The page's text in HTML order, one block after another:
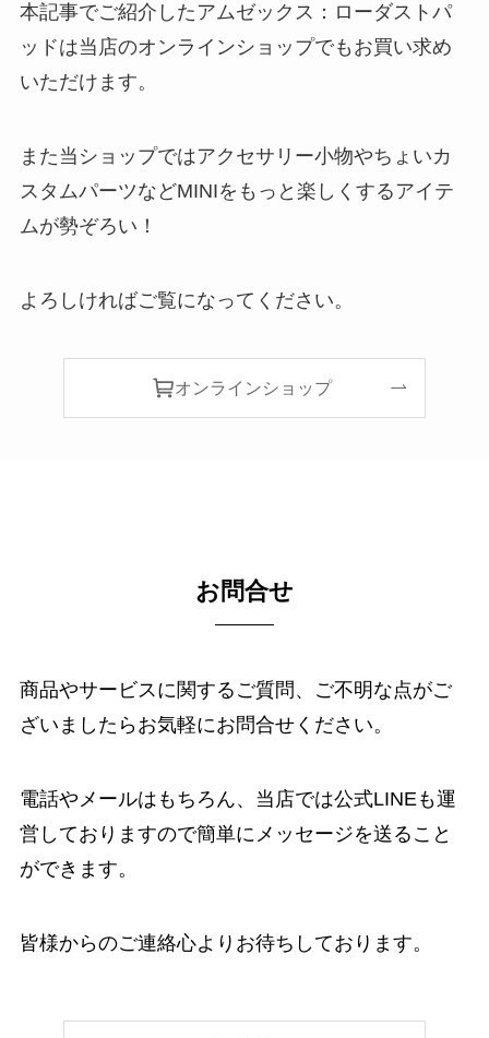
本記事でご紹介したアムゼックス：ローダストパ
ッドは当店のオンラインショップでもお買い求め
いただけます。
また当ショップではアクセサリー小物やちょいカ
スタムパーツなどMINIをもっと楽しくするアイテ
ムが勢ぞろい！
よろしければご覧になってください。
オンラインショップ
お問合せ
商品やサービスに関するご質問、ご不明な点がご
ざいましたらお気軽にお問合せください。
電話やメールはもちろん、当店では公式LINEも運
営しておりますので簡単にメッセージを送ること
ができます。
皆様からのご連絡心よりお待ちしております。